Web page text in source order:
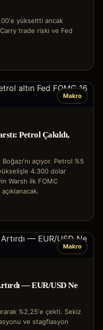
yükseltti ancak
trade riski ve Fed
Makro
Petrol Çakıldı,
açıyor. Petrol %5
4.300 dolar
Warsh ilk FOMC
Makro
— EUR/USD Ne
%2,25'e çekti. Sekiz
ve stagflasyon